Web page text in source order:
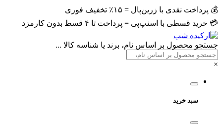
💰 پرداخت نقدی با زرین‌پال = ۱۵٪ تخفیف فوری
💳 خرید قسطی با اسنپ‌پی = پرداخت تا ۴ قسط بدون کارمزد
جستجو محصول بر اساس نام، برند یا شناسه کالا ...
×
سبد خرید